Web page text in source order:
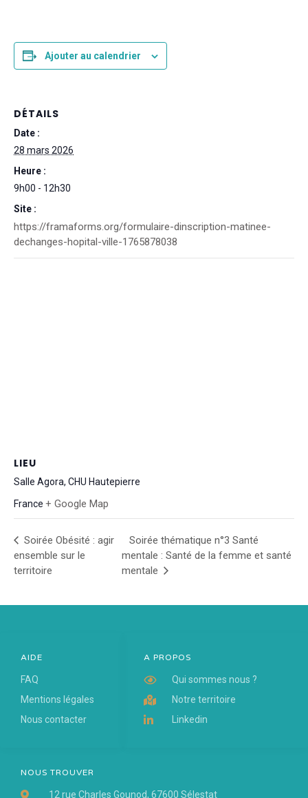
Ajouter au calendrier
DÉTAILS
Date :
28 mars 2026
Heure :
9h00 - 12h30
Site :
https://framaforms.org/formulaire-dinscription-matinee-
dechanges-hopital-ville-1765878038
LIEU
Salle Agora, CHU Hautepierre
France + Google Map
Soirée Obésité : agir
ensemble sur le
territoire
Soirée thématique n°3 Santé
mentale : Santé de la femme et santé
mentale
NOUS TROUVER
12 rue Charles Gounod, 67600 Sélestat
A PROPOS
Qui sommes nous ?
Notre territoire
Linkedin
AIDE
FAQ
Mentions légales
Nous contacter